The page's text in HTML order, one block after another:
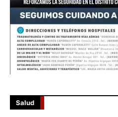
Salud